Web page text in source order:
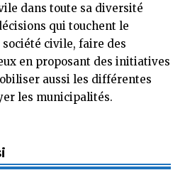
dans toute sa diversité
qui touchent le
civile, faire des
en proposant des initiatives
aussi les différentes
les municipalités.